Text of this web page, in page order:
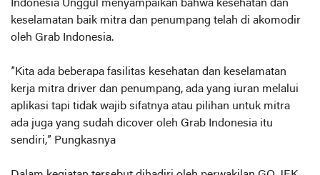
Indonesia Unggul menyampaikan bahwa kesehatan dan
keselamatan baik mitra dan penumpang telah di akomodir
oleh Grab Indonesia.
”Kita ada beberapa fasilitas kesehatan dan keselamatan
kerja mitra driver dan penumpang, ada yang iuran melalui
aplikasi tapi tidak wajib sifatnya atau pilihan untuk mitra
ada juga yang sudah dicover oleh Grab Indonesia itu
sendiri,” Pungkasnya